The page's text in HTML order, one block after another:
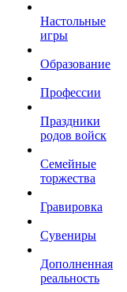
Настольные
игры
Образование
Профессии
Праздники
родов войск
Семейные
торжества
Гравировка
Сувениры
Дополненная
реальность